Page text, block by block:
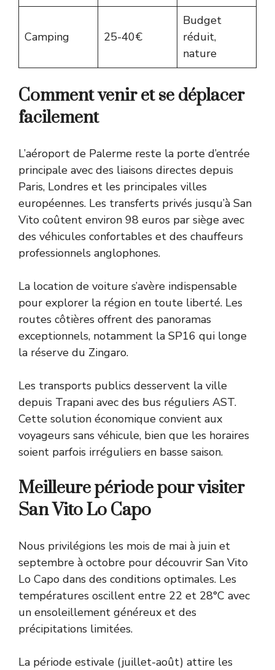
Camping 25-40€
Budget
réduit,
nature
Comment venir et se déplacer
facilement
L’aéroport de Palerme reste la porte d’entrée
principale avec des liaisons directes depuis
Paris, Londres et les principales villes
européennes. Les transferts privés jusqu’à San
Vito coûtent environ 98 euros par siège avec
des véhicules confortables et des chauffeurs
professionnels anglophones.
La location de voiture s’avère indispensable
pour explorer la région en toute liberté. Les
routes côtières offrent des panoramas
exceptionnels, notamment la SP16 qui longe
la réserve du Zingaro.
Les transports publics desservent la ville
depuis Trapani avec des bus réguliers AST.
Cette solution économique convient aux
voyageurs sans véhicule, bien que les horaires
soient parfois irréguliers en basse saison.
Meilleure période pour visiter
San Vito Lo Capo
Nous privilégions les mois de mai à juin et
septembre à octobre pour découvrir San Vito
Lo Capo dans des conditions optimales. Les
températures oscillent entre 22 et 28°C avec
un ensoleillement généreux et des
précipitations limitées.
La période estivale (juillet-août) attire les